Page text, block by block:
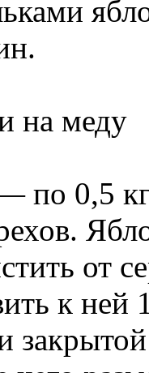
на меду
по 0,5
от
к ней